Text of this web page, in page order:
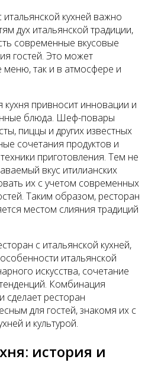
кухней важно
дух итальянской традиции,
современные вкусовые
гостей. Это может
меню, так и в атмосфере и
привносит инновации и
блюда. Шеф-повары
пиццы и других известных
сочетания продуктов и
приготовления. Тем не
вкус итилианских
их с учетом современных
Таким образом, ресторан
местом слияния традиций
с итальянской кухней,
итальянской
искусства, сочетание
Комбинация
сделает ресторан
для гостей, знакомя их с
и культурой.
история и